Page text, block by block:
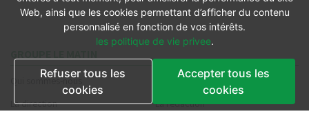
Qui sommes-nous
Nos valeurs
La direction
La rédaction
Web, ainsi que les cookies permettant d’afficher du contenu
personnalisé en fonction de vos intérêts.
les politique de vie privee.
Refuser tous les
cookies
Accepter tous les
cookies